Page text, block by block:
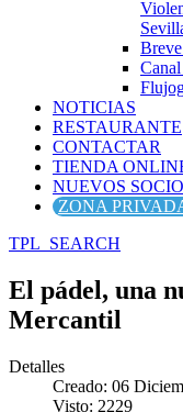
NOTICIAS
RESTAURANTE
CONTACTAR
TIENDA
NUEVOS
ZONA
TPL_SEARCH
El pádel, una
Mercantil
Detalles
Creado: 06
Visto: 2229